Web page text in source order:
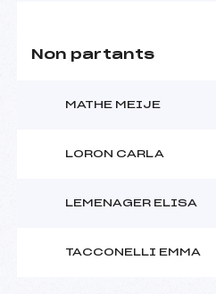
Non partants
MATHE MEIJE
LORON CARLA
LEMENAGER ELISA
TACCONELLI EMMA